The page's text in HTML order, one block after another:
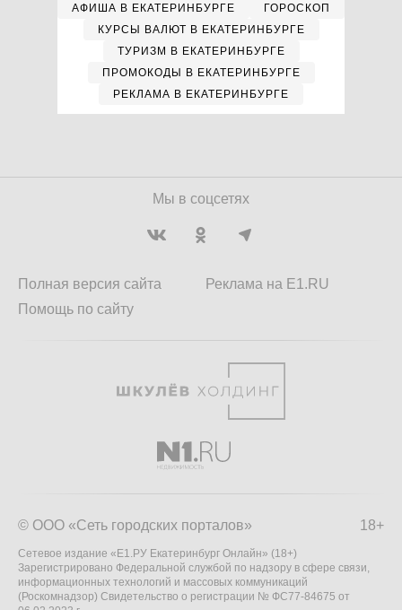
АФИША В ЕКАТЕРИНБУРГЕ
ГОРОСКОП
КУРСЫ ВАЛЮТ В ЕКАТЕРИНБУРГЕ
ТУРИЗМ В ЕКАТЕРИНБУРГЕ
ПРОМОКОДЫ В ЕКАТЕРИНБУРГЕ
РЕКЛАМА В ЕКАТЕРИНБУРГЕ
Мы в соцсетях
Полная версия сайта
Помощь по сайту
Реклама на E1.RU
18+
© ООО «Сеть городских порталов»
Сетевое издание «Е1.РУ Екатеринбург Онлайн» (18+)
Зарегистрировано Федеральной службой по надзору в сфере связи,
информационных технологий и массовых коммуникаций
(Роскомнадзор) Свидетельство о регистрации № ФС77-84675 от